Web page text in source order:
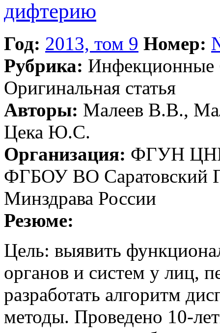
дифтерию
Год: 2013, том 9 Номер:
Рубрика: Инфекционные
Оригинальная статья
Авторы: Малеев В.В.,
Цека Ю.С.
Организация: ФГУН
ФГБОУ ВО Саратовский
Минздрава России
Резюме:
Цель: выявить
органов и систем у лиц,
разработать алгоритм
методы. Проведено 10-